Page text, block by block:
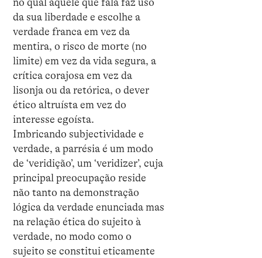
no qual aquele que fala faz uso
da sua liberdade e escolhe a
verdade franca em vez da
mentira, o risco de morte (no
limite) em vez da vida segura, a
crítica corajosa em vez da
lisonja ou da retórica, o dever
ético altruísta em vez do
interesse egoísta.
Imbricando subjectividade e
verdade, a parrésia é um modo
de ‘veridição’, um ‘veridizer’, cuja
principal preocupação reside
não tanto na demonstração
lógica da verdade enunciada mas
na relação ética do sujeito à
verdade, no modo como o
sujeito se constitui eticamente